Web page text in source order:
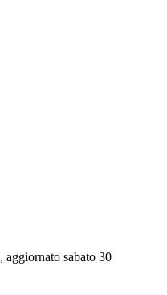
aggiornato sabato 30